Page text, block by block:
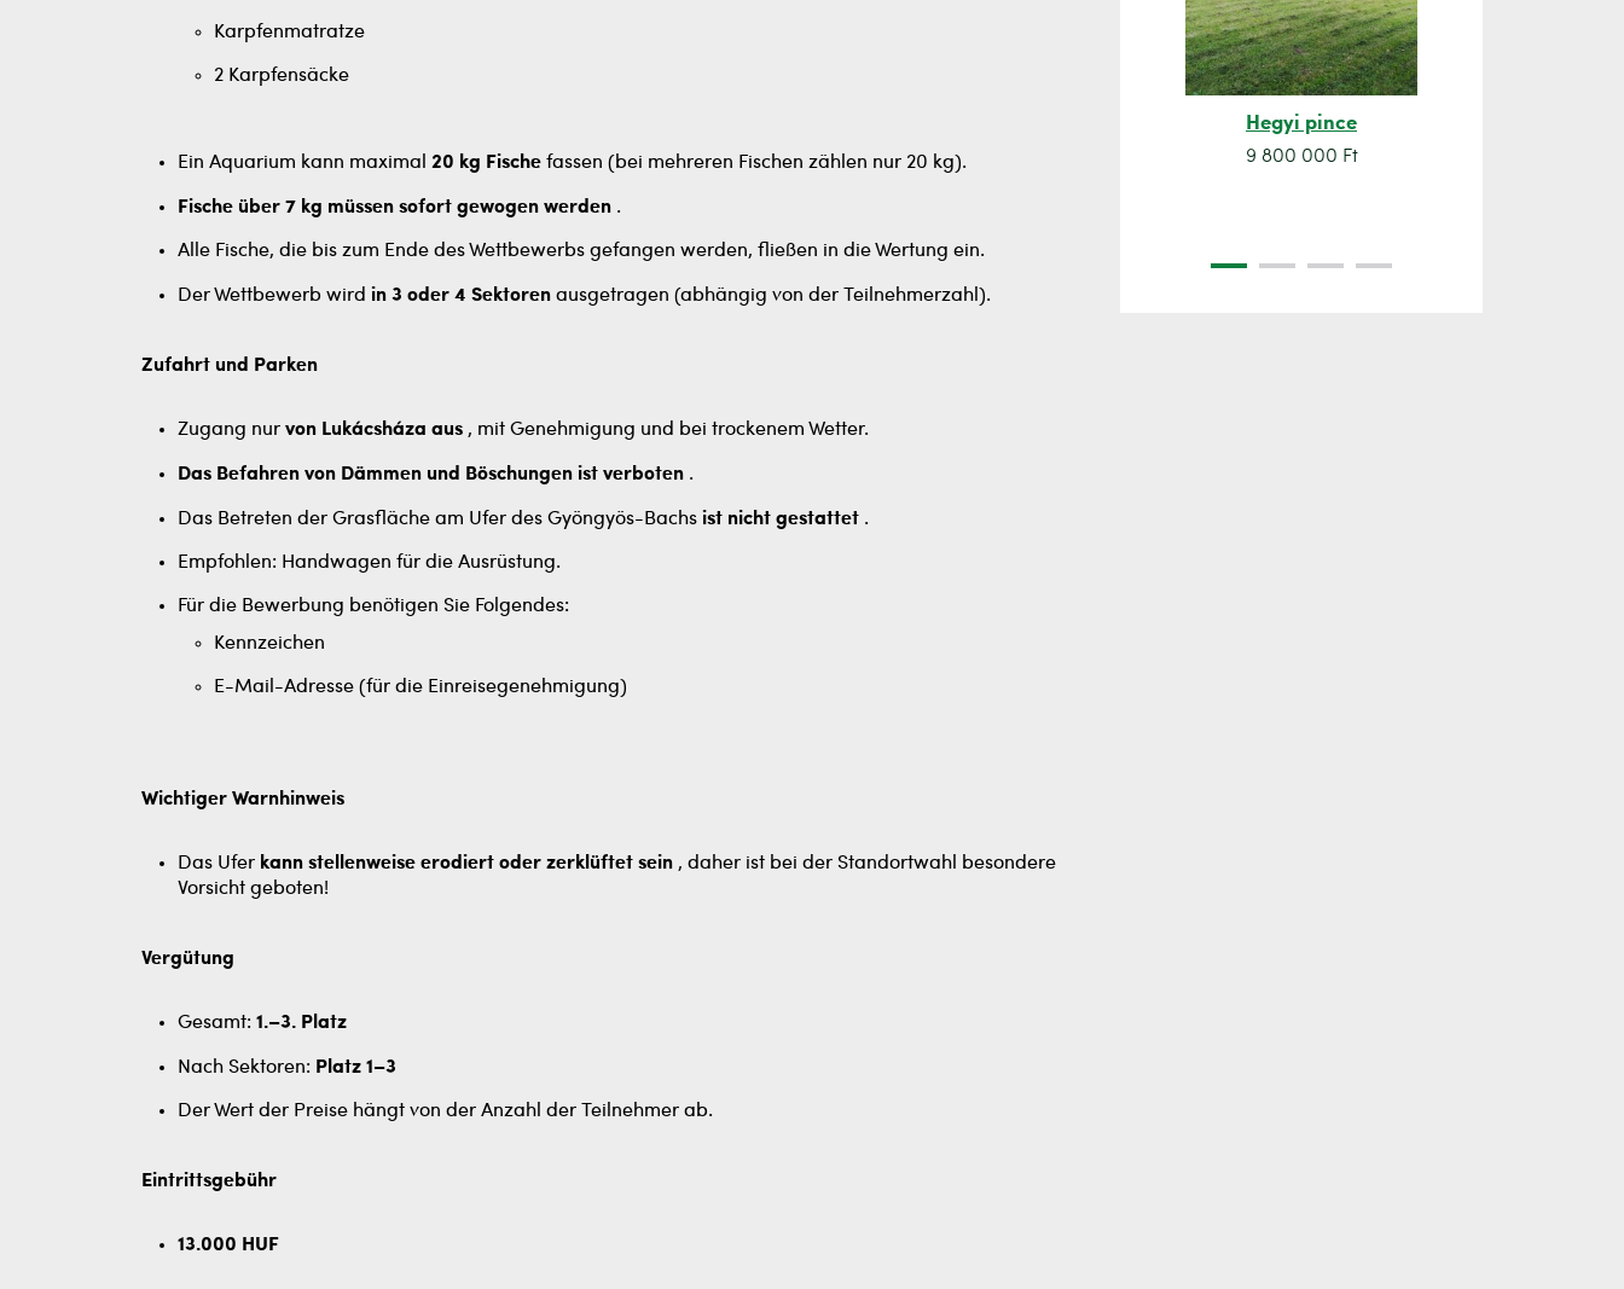
Karpfenmatratze
2 Karpfensäcke
Ein Aquarium kann maximal 20 kg Fische fassen (bei mehreren Fischen zählen nur 20 kg).
Fische über 7 kg müssen sofort gewogen werden .
Alle Fische, die bis zum Ende des Wettbewerbs gefangen werden, fließen in die Wertung ein.
Der Wettbewerb wird in 3 oder 4 Sektoren ausgetragen (abhängig von der Teilnehmerzahl).
Zufahrt und Parken
Zugang nur von Lukácsháza aus , mit Genehmigung und bei trockenem Wetter.
Das Befahren von Dämmen und Böschungen ist verboten .
Das Betreten der Grasfläche am Ufer des Gyöngyös-Bachs ist nicht gestattet .
Empfohlen: Handwagen für die Ausrüstung.
Für die Bewerbung benötigen Sie Folgendes:
Kennzeichen
E-Mail-Adresse (für die Einreisegenehmigung)
Wichtiger Warnhinweis
Das Ufer kann stellenweise erodiert oder zerklüftet sein , daher ist bei der Standortwahl besondere
Vorsicht geboten!
Vergütung
Gesamt: 1.–3. Platz
Nach Sektoren: Platz 1–3
Der Wert der Preise hängt von der Anzahl der Teilnehmer ab.
Eintrittsgebühr
13.000 HUF
Hegyi pince
9 800 000 Ft